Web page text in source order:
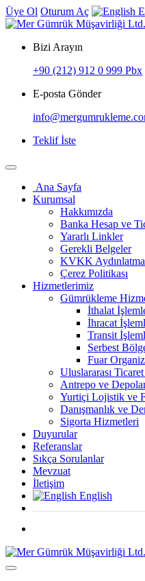
Üye Ol Oturum Aç
Bizi Arayın
+90 (212) 912 0 999 Pbx
E-posta Gönder
Teklif İste
Ana Sayfa
Kurumsal
Hakkımızda
Banka Hesap ve
Yararlı Linkler
Gerekli Belgeler
KVKK
Çerez Politikası
Hizmetlerimiz
Gümrükleme
İthalat
İhracat
Transit
Serbest
Fuar
Uluslararası Ticaret
Antrepo ve
Yurtiçi Lojistik ve
Danışmanlık ve
Sigorta Hizmetleri
Duyurular
Referanslar
Sıkça Sorulanlar
Mevzuat
İletişim
English